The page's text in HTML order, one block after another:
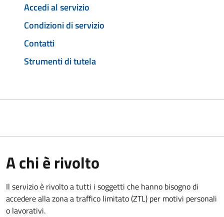
Accedi al servizio
Condizioni di servizio
Contatti
Strumenti di tutela
A chi è rivolto
Il servizio è rivolto a tutti i soggetti che hanno bisogno di
accedere alla zona a traffico limitato (ZTL) per motivi personali
o lavorativi.